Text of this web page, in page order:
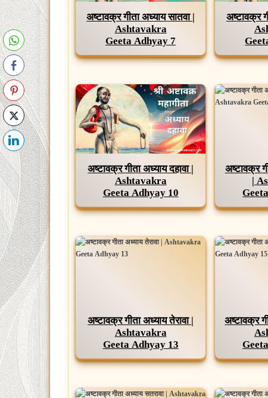
अष्टावक्र गीता अध्याय सातवा |
Ashtavakra
Geeta Adhyay 7
अष्टावक्र
अष्टावक्र गीता अध्याय दहावा |
Ashtavakra
Geeta Adhyay 10
अष्टावक्र
|
अष्टावक्र गीता अध्याय तेरावा |
Ashtavakra
Geeta Adhyay 13
अष्टावक्र